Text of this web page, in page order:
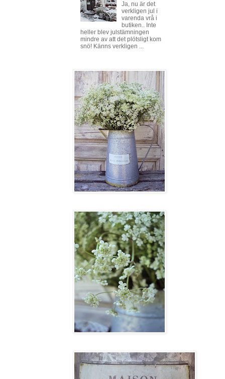
Ja, nu är det
verkligen jul i
varenda vrå i
butiken.. Inte
heller blev julstämningen
mindre av att det plötsligt kom
snö! Känns verkligen ...